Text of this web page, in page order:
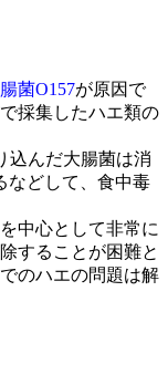
菌O157が原因で
採集したハエ類の
込んだ大腸菌は消
などして、食中毒
中心として非常に
することが困難と
のハエの問題は解